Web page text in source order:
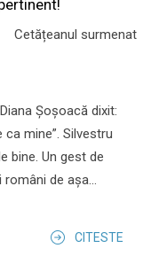
Cetățeanul surmenat
Șoșoacă dixit:
mine”. Silvestru
bine. Un gest de
de așa...
CITESTE